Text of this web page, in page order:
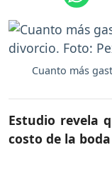
Cuanto más
Estudio revela
costo de la